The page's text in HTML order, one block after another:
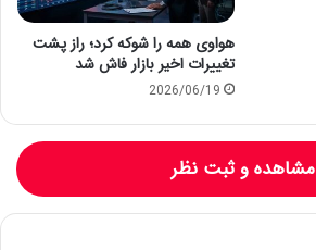
هواوی همه را شوکه کرد؛ راز پشت
تغییرات اخیر بازار فاش شد
2026/06/19
مشاهده و ثبت نظر